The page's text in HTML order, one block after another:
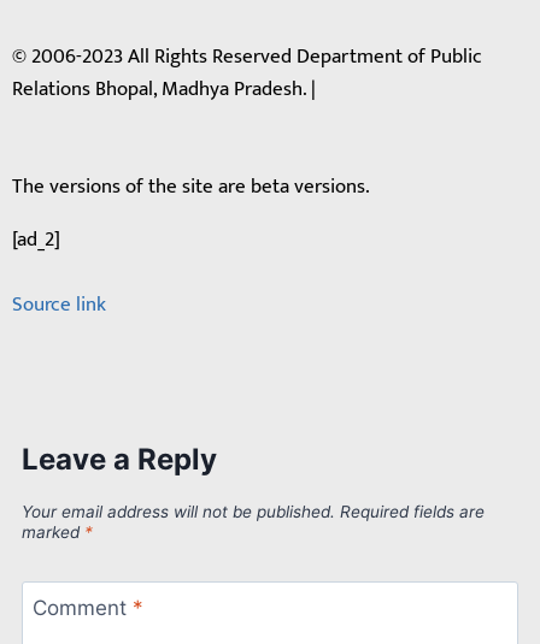
© 2006-2023 All Rights Reserved Department of Public
Relations Bhopal, Madhya Pradesh. |
The versions of the site are beta versions.
[ad_2]
Source link
Leave a Reply
Your email address will not be published. Required fields are
marked *
Comment *